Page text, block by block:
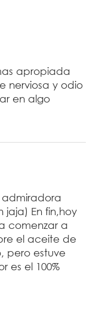
apropiada
nerviosa y odio
en algo
admiradora
jaja) En fin,hoy
comenzar a
el aceite de
pero estuve
es el 100%